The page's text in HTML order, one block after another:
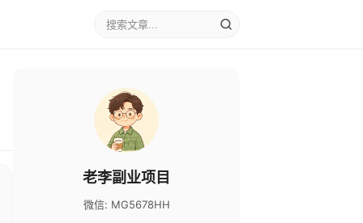
老李副业项目
微信: MG5678HH